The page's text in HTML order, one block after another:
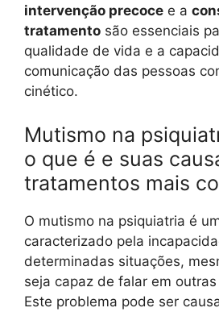
intervenção precoce e a
tratamento são essenciais
qualidade de vida e a
comunicação das pessoas
cinético.
Mutismo na
o que é e suas
tratamentos mais
O mutismo na psiquiatria é
caracterizado pela
determinadas situações,
seja capaz de falar em
Este problema pode ser